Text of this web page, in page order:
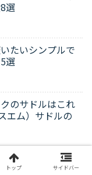
選
たいシンプルで
選
のサドルはこれ
エム）サドルの
neopp
トップ サイドバー